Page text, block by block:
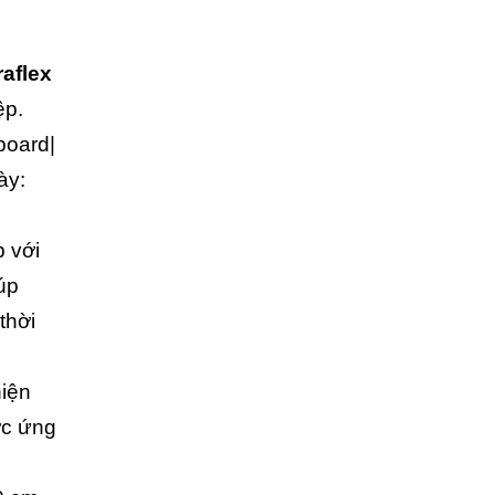
với
ứng